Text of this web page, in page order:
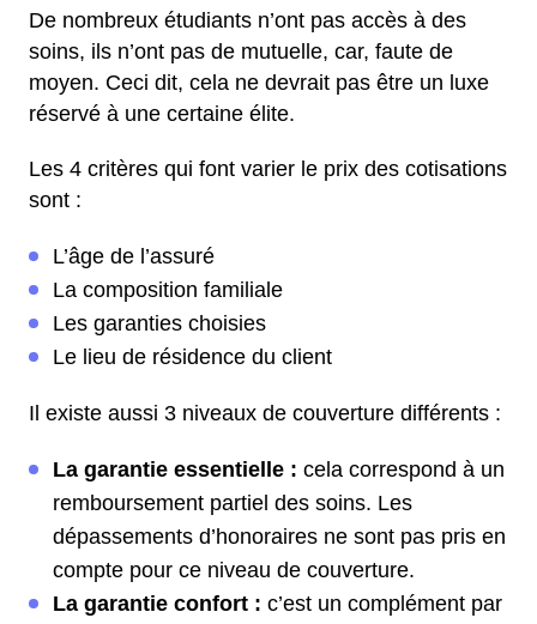
De nombreux étudiants n’ont pas accès à des
soins, ils n’ont pas de mutuelle, car, faute de
moyen. Ceci dit, cela ne devrait pas être un luxe
réservé à une certaine élite.
Les 4 critères qui font varier le prix des cotisations
sont :
L’âge de l’assuré
La composition familiale
Les garanties choisies
Le lieu de résidence du client
Il existe aussi 3 niveaux de couverture différents :
La garantie essentielle : cela correspond à un
remboursement partiel des soins. Les
dépassements d’honoraires ne sont pas pris en
compte pour ce niveau de couverture.
La garantie confort : c’est un complément par